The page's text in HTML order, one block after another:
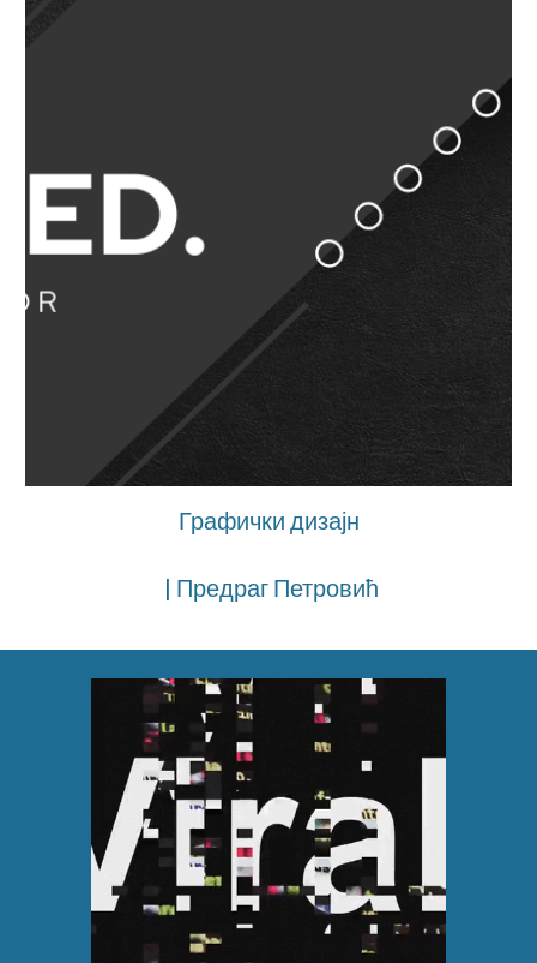
Графички дизајн
| Предраг Петровић